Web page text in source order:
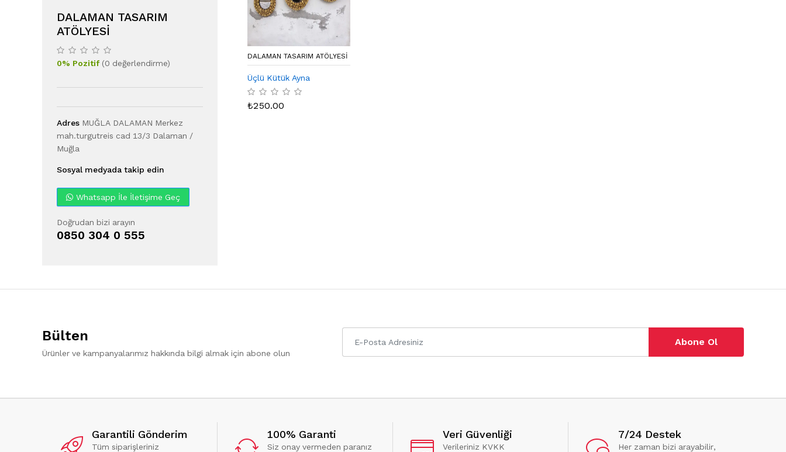
DALAMAN TASARIM
ATÖLYESI
0% Pozitif(0 değerlendirme)
Adres MUĞLA DALAMAN Merkez
mah.turgutreis cad 13/3 Dalaman /
Muğla
Sosyal medyada takip edin
Whatsapp İle İletişime Geç
Doğrudan bizi arayın
0850 304 0 555
DALAMAN TASARIM ATÖLYESI
Üçlü Kütük Ayna
₺250.00
Bülten
Ürünler ve kampanyalarımız hakkında bilgi almak için abone olun
Abone Ol
Garantili Gönderim
Tüm siparişleriniz
100% Garanti
Siz onay vermeden paranız
Veri Güvenliği
Verileriniz KVKK
7/24 Destek
Her zaman bizi arayabilir,